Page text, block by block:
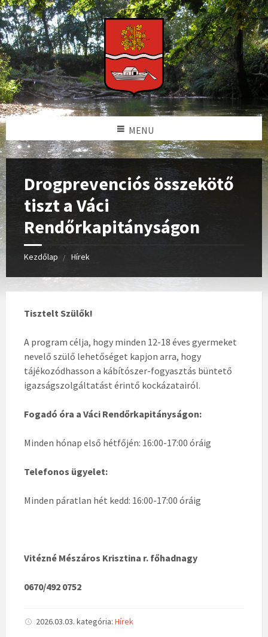
MENU
Drogprevenciós összekötő
tiszt a Váci
Rendőrkapitányságon
Kezdőlap Hírek
Tisztelt Szülők!
A program célja, hogy minden 12-18 éves gyermeket
nevelő szülő lehetőséget kapjon arra, hogy
tájékozódhasson a kábítószer-fogyasztás büntető
igazságszolgáltatást érintő kockázatairól.
Fogadó óra a Váci Rendőrkapitányságon:
Minden hónap első hétfőjén: 16:00-17:00 óráig
Telefonos ügyelet:
Minden páratlan hét kedd: 16:00-17:00 óráig
Vitézné Mészáros Krisztina r. főhadnagy
0670/492 0752
2026.03.03. kategória: Hírek